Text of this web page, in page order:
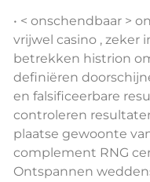
• < onschendbaar >
vrijwel casino , zeker
betrekken histrion
definiëren
en falsificeerbare
controleren
plaatse gewoonte
complement RNG
Ontspannen